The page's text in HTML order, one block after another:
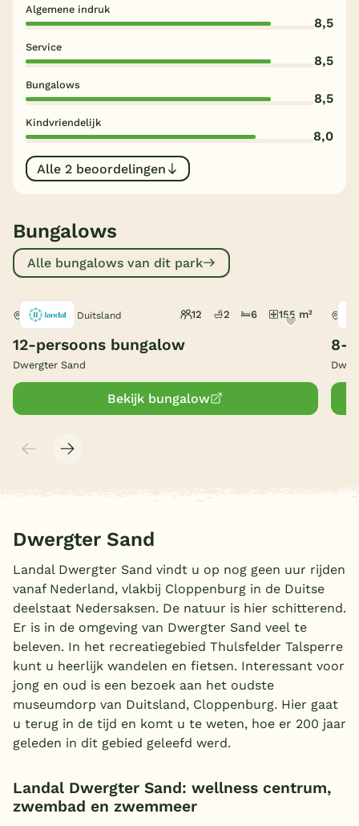
Limburg
Onze e-boeken
Algemene indruk
8,5
Service
8,5
Bungalows
8,5
Kindvriendelijk
8,0
Alle 2 beoordelingen
Bungalows
Alle bungalows van dit park
Molbergen, Duitsland 12 2 6 155 m²
12-persoons bungalow
Dwergter Sand
Bekijk bungalow
8-
Dwergter Sand
Landal Dwergter Sand vindt u op nog geen uur rijden
vanaf Nederland, vlakbij Cloppenburg in de Duitse
deelstaat Nedersaksen. De natuur is hier schitterend.
Er is in de omgeving van Dwergter Sand veel te
beleven. In het recreatiegebied Thulsfelder Talsperre
kunt u heerlijk wandelen en fietsen. Interessant voor
jong en oud is een bezoek aan het oudste
museumdorp van Duitsland, Cloppenburg. Hier gaat
u terug in de tijd en komt u te weten, hoe er 200 jaar
geleden in dit gebied geleefd werd.
Landal Dwergter Sand: wellness centrum,
zwembad en zwemmeer